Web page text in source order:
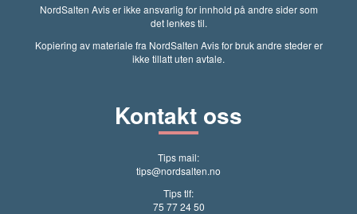
NordSalten Avis er ikke ansvarlig for innhold på andre sider som
det lenkes til.
Kopiering av materiale fra NordSalten Avis for bruk andre steder er
ikke tillatt uten avtale.
Kontakt oss
Tips mail:
tips@nordsalten.no
Tips tlf:
75 77 24 50